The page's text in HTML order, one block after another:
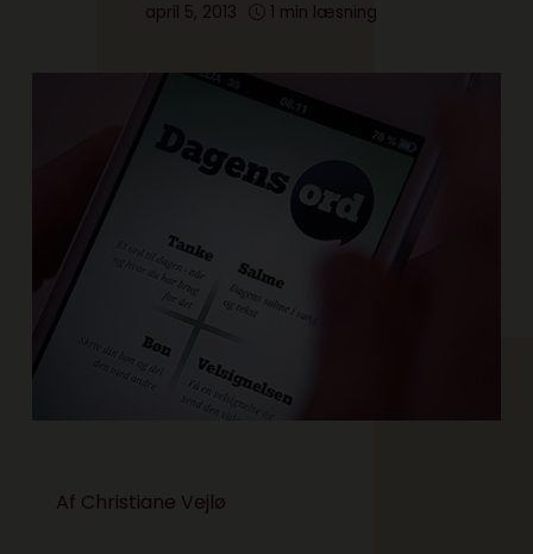
april 5, 2013 1 min læsning
Af Christiane Vejlø